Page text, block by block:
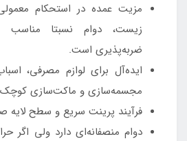
مزیت عمده در استحکام
زیست، دوام نسبتا
ضربه‌پذیری است.
ایده‌آل برای لوازم مصرفی،
مجسمه‌سازی و ماکت‌سازی کوچک
فرآیند پرینت سریع و سطح لایه
دوام منصفانه‌ای دارد ولی اگر